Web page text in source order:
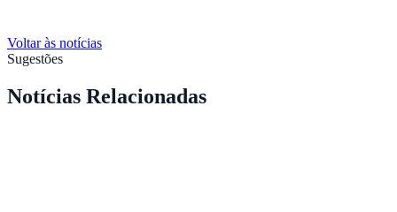
Voltar às notícias
Sugestões
Notícias Relacionadas